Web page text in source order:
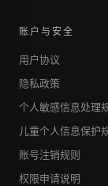
账户与安全
用户协议
隐私政策
个人敏感信息处理
儿童个人信息保护
账号注销规则
权限申请说明